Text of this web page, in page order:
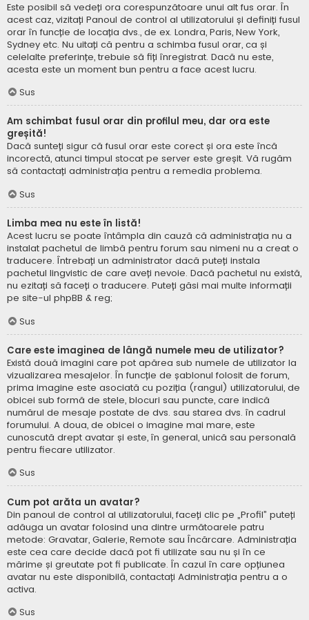
Este posibil să vedeți ora corespunzătoare unui alt fus orar. În
acest caz, vizitați Panoul de control al utilizatorului și definiți fusul
orar în funcție de locația dvs., de ex. Londra, Paris, New York,
Sydney etc. Nu uitați că pentru a schimba fusul orar, ca și
celelalte preferințe, trebuie să fiți înregistrat. Dacă nu este,
acesta este un moment bun pentru a face acest lucru.
Sus
Am schimbat fusul orar din profilul meu, dar ora este
greșită!
Dacă sunteți sigur că fusul orar este corect și ora este încă
incorectă, atunci timpul stocat pe server este greșit. Vă rugăm
să contactați administrația pentru a remedia problema.
Sus
Limba mea nu este în listă!
Acest lucru se poate întâmpla din cauză că administrația nu a
instalat pachetul de limbă pentru forum sau nimeni nu a creat o
traducere. Întrebați un administrator dacă puteți instala
pachetul lingvistic de care aveți nevoie. Dacă pachetul nu există,
nu ezitați să faceți o traducere. Puteți găsi mai multe informații
pe site-ul phpBB & reg;
Sus
Care este imaginea de lângă numele meu de utilizator?
Există două imagini care pot apărea sub numele de utilizator la
vizualizarea mesajelor. În funcție de șablonul folosit de forum,
prima imagine este asociată cu poziția (rangul) utilizatorului, de
obicei sub formă de stele, blocuri sau puncte, care indică
numărul de mesaje postate de dvs. sau starea dvs. în cadrul
forumului. A doua, de obicei o imagine mai mare, este
cunoscută drept avatar și este, în general, unică sau personală
pentru fiecare utilizator.
Sus
Cum pot arăta un avatar?
Din panoul de control al utilizatorului, faceți clic pe „Profil” puteți
adăuga un avatar folosind una dintre următoarele patru
metode: Gravatar, Galerie, Remote sau Încărcare. Administrația
este cea care decide dacă pot fi utilizate sau nu și în ce
mărime și greutate pot fi publicate. În cazul în care opțiunea
avatar nu este disponibilă, contactați Administrația pentru a o
activa.
Sus